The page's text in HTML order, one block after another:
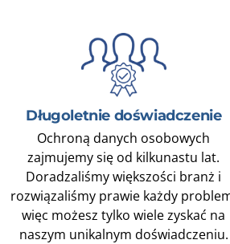
Długoletnie doświadczenie
Ochroną danych osobowych
zajmujemy się od kilkunastu lat.
Doradzaliśmy większości branż i
rozwiązaliśmy prawie każdy
więc możesz tylko wiele zyskać na
naszym unikalnym doświadczeniu.